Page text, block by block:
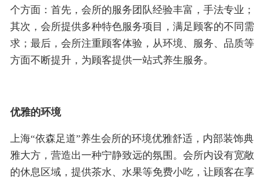
个方面：首先，会所的服务团队经验丰富，手法专业；
其次，会所提供多种特色服务项目，满足顾客的不同需
求；最后，会所注重顾客体验，从环境、服务、品质等
方面不断提升，为顾客提供一站式养生服务。
优雅的环境
上海“依森足道”养生会所的环境优雅舒适，内部装饰典
雅大方，营造出一种宁静致远的氛围。会所内设有宽敞
的休息区域，提供茶水、水果等免费小吃，让顾客在享